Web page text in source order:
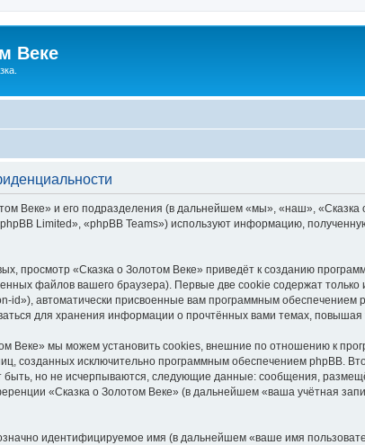
Веке
Веке» и его подразделения (в дальнейшем «мы», «наш»,
Limited», «phpBB Teams») используют информацию,
просмотр «Сказка о Золотом Веке» приведёт к созданию
файлов вашего браузера). Первые две cookie содержат
автоматически присвоенные вам программным обеспечением
для хранения информации о прочтённых вами темах,
Веке» мы можем установить cookies, внешние по отношению к
созданных исключительно программным обеспечением phpBB.
но не исчерпываются, следующие данные: сообщения,
«Сказка о Золотом Веке» (в дальнейшем «ваша учётная
идентифицируемое имя (в дальнейшем «ваше имя